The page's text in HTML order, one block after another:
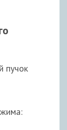
пучок